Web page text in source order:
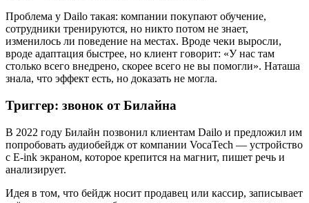
Проблема у Dailo такая: компании покупают обучение,
сотрудники тренируются, но никто потом не знает,
изменилось ли поведение на местах. Вроде чеки выросли,
вроде адаптация быстрее, но клиент говорит: «У нас там
столько всего внедрено, скорее всего не вы помогли». Наташа
знала, что эффект есть, но доказать не могла.
Триггер: звонок от Билайна
В 2022 году Билайн позвонил клиентам Dailo и предложил им
попробовать аудиобейдж от компании VocaTech — устройство
с E-ink экраном, которое крепится на магнит, пишет речь и
анализирует.
Идея в том, что бейдж носит продавец или кассир, записывает